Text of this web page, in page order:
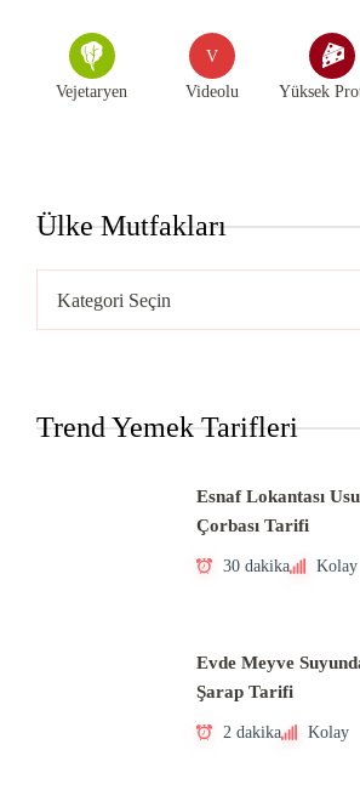
Vejetaryen
V
Videolu Yüksek
Ülke Mutfakları
Mutfakları
Trend Yemek Tarifleri
Esnaf Lokantası
Çorbası Tarifi
30 dakika Kolay
Evde Meyve
Şarap Tarifi
2 dakika Kolay